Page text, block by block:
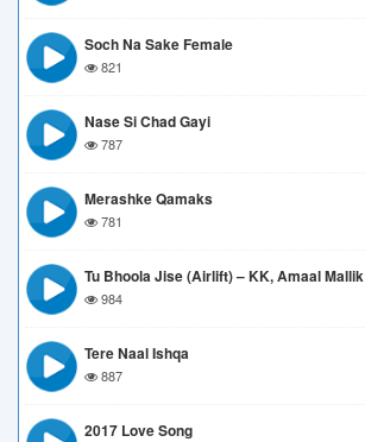
Soch Na Sake Female
821
Nase Si Chad Gayi
787
Merashke Qamaks
781
Tu Bhoola Jise (Airlift) – KK, Amaal Mallik
984
Tere Naal Ishqa
887
2017 Love Song